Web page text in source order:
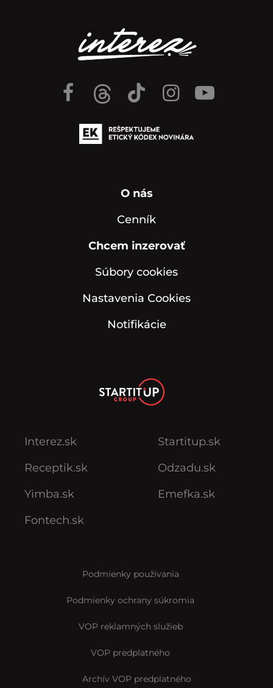
O nás
Cenník
Chcem inzerovať
Súbory cookies
Nastavenia Cookies
Notifikácie
Interez.sk
Receptik.sk
Yimba.sk
Fontech.sk
Startitup.sk
Odzadu.sk
Emefka.sk
Podmienky používania
Podmienky ochrany súkromia
VOP reklamných služieb
VOP predplatného
Archív VOP predplatného